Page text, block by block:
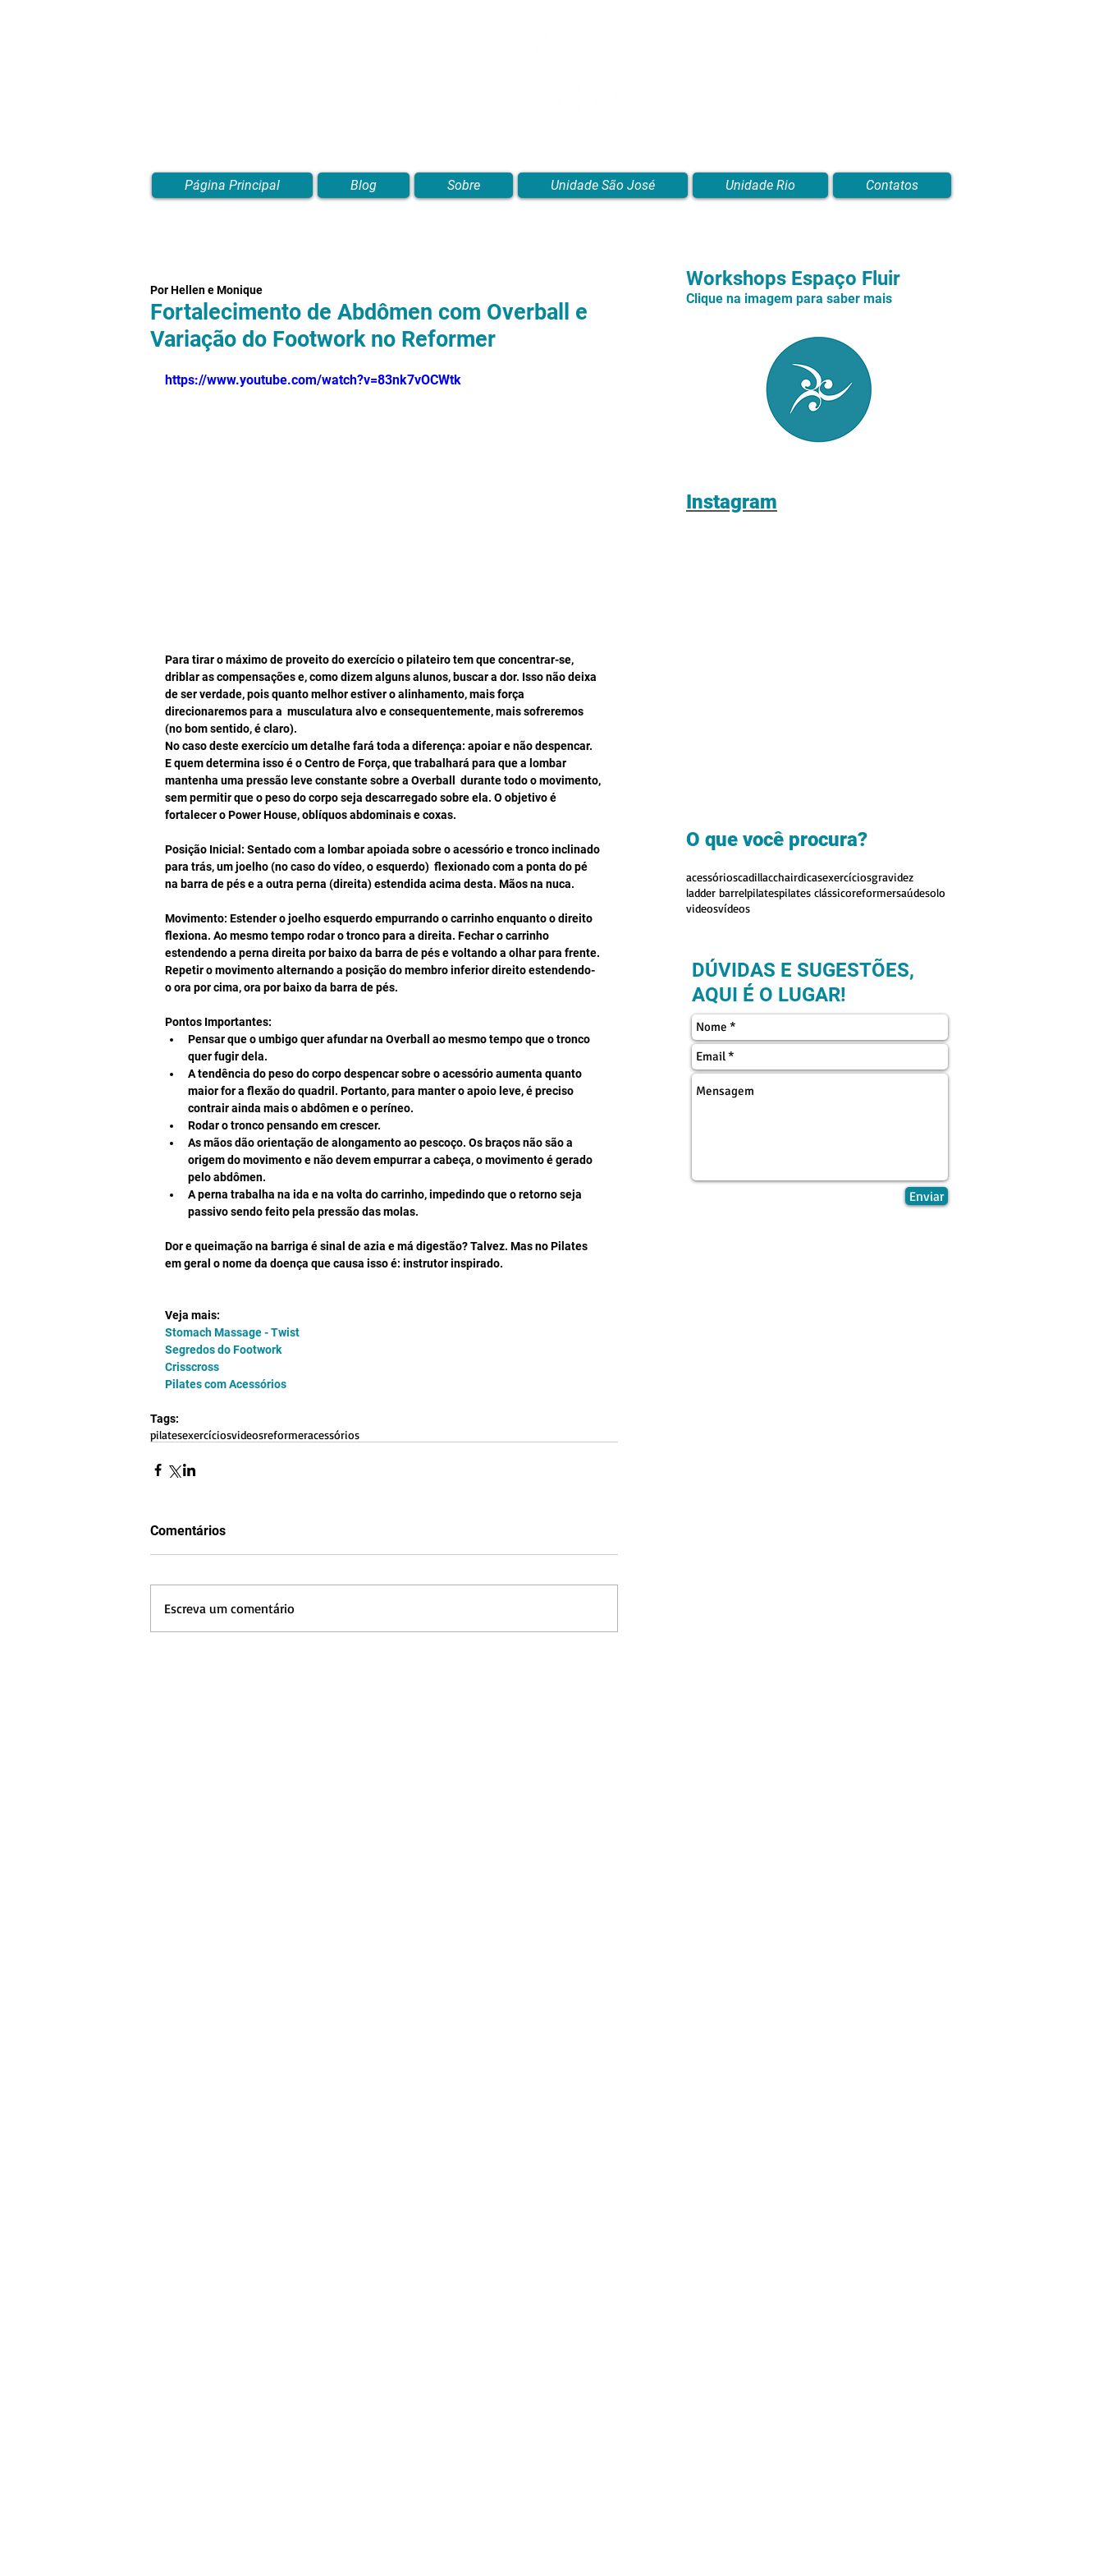
Fortalecimento de Abdômen com Overball e
Variação do Footwork no Reformer
Por Hellen e Monique
https://www.youtube.com/watch?v=83nk7vOCWtk
Para tirar o máximo de proveito do exercício o pilateiro tem que concentrar-se,
driblar as compensações e, como dizem alguns alunos, buscar a dor. Isso não deixa
de ser verdade, pois quanto melhor estiver o alinhamento, mais força
direcionaremos para a  musculatura alvo e consequentemente, mais sofreremos
(no bom sentido, é claro).
No caso deste exercício um detalhe fará toda a diferença: apoiar e não despencar.
E quem determina isso é o Centro de Força, que trabalhará para que a lombar
mantenha uma pressão leve constante sobre a Overball  durante todo o movimento,
sem permitir que o peso do corpo seja descarregado sobre ela. O objetivo é
fortalecer o Power House, oblíquos abdominais e coxas.
Posição Inicial: Sentado com a lombar apoiada sobre o acessório e tronco inclinado
para trás, um joelho (no caso do vídeo, o esquerdo)  flexionado com a ponta do pé
na barra de pés e a outra perna (direita) estendida acima desta. Mãos na nuca.
Movimento: Estender o joelho esquerdo empurrando o carrinho enquanto o direito
flexiona. Ao mesmo tempo rodar o tronco para a direita. Fechar o carrinho
estendendo a perna direita por baixo da barra de pés e voltando a olhar para frente.
Repetir o movimento alternando a posição do membro inferior direito estendendo-
o ora por cima, ora por baixo da barra de pés.
Pontos Importantes:
Pensar que o umbigo quer afundar na Overball ao mesmo tempo que o tronco
quer fugir dela.
A tendência do peso do corpo despencar sobre o acessório aumenta quanto
maior for a flexão do quadril. Portanto, para manter o apoio leve, é preciso
contrair ainda mais o abdômen e o períneo.
Rodar o tronco pensando em crescer.
As mãos dão orientação de alongamento ao pescoço. Os braços não são a
origem do movimento e não devem empurrar a cabeça, o movimento é gerado
pelo abdômen.
A perna trabalha na ida e na volta do carrinho, impedindo que o retorno seja
passivo sendo feito pela pressão das molas.
Dor e queimação na barriga é sinal de azia e má digestão? Talvez. Mas no Pilates
em geral o nome da doença que causa isso é: instrutor inspirado.
Veja mais:
Stomach Massage - Twist
Segredos do Footwork
Crisscross
Pilates com Acessórios
Tags:
pilatesexercíciosvideosreformeracessórios
Comentários
Escreva um comentário
Workshops Espaço Fluir
Clique na imagem para saber mais
Instagram
O que você procura?
acessórioscadillacchairdicasexercíciosgravidez
ladder barrelpilatespilates clássicoreformersaúdesolo
videosvídeos
DÚVIDAS E SUGESTÕES,
AQUI É O LUGAR!
Enviar
Página Principal Blog Sobre Unidade São José Unidade Rio Contatos